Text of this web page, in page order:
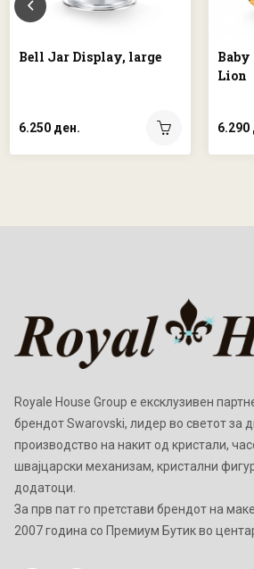
Bell Jar Display, large
6.250 ден.
Lion
6.290
Royale House Group е ексклузивен
брендот Swarovski, лидер во светот за
производство на накит од кристали,
швајцарски механизам, кристални
додатоци.
Зa прв пат го претстави брендот на
2007 година со Премиум Бутик во